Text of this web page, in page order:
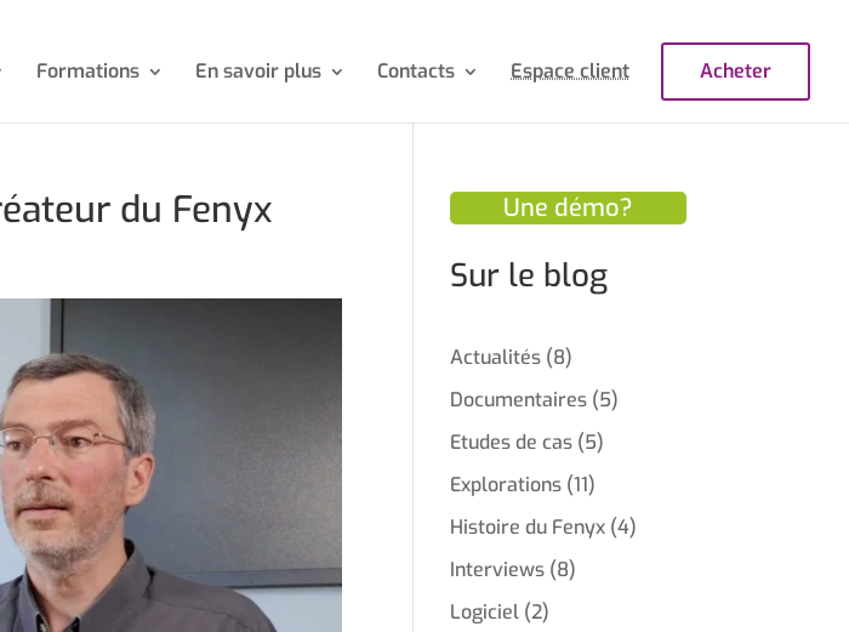
Formations En savoir plus Contacts Espace client Acheter
du Fenyx Une démo?
Sur le blog
Actualités (8)
Documentaires (5)
Etudes de cas (5)
Explorations (11)
Histoire du Fenyx (4)
Interviews (8)
Logiciel (2)